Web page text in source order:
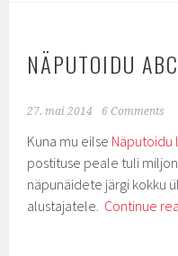
NÄPUTOIDU ABC
27. mai 2014 6 Comments
Kuna mu eilse Näputoidu
postituse peale tuli
näpunäidete järgi kokku
alustajatele. Continue